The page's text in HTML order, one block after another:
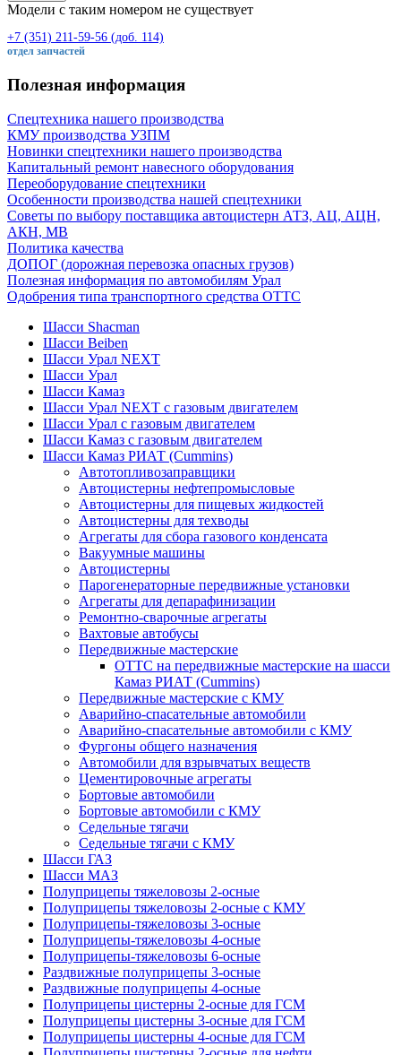
Модели с таким номером не существует
+7 (351) 211-59-56 (доб. 114)
отдел запчастей
Полезная информация
Спецтехника нашего производства
КМУ производства УЗПМ
Новинки спецтехники нашего производства
Капитальный ремонт навесного оборудования
Переоборудование спецтехники
Особенности производства нашей спецтехники
Советы по выбору поставщика автоцистерн АТЗ, АЦ, АЦН,
АКН, МВ
Политика качества
ДОПОГ (дорожная перевозка опасных грузов)
Полезная информация по автомобилям Урал
Одобрения типа транспортного средства ОТТС
Шасси Shacman
Шасси Beiben
Шасси Урал NEXT
Шасси Урал
Шасси Камаз
Шасси Урал NEXT с газовым двигателем
Шасси Урал с газовым двигателем
Шасси Камаз с газовым двигателем
Шасси Камаз РИАТ (Cummins)
Автотопливозаправщики
Автоцистерны нефтепромысловые
Автоцистерны для пищевых жидкостей
Автоцистерны для техводы
Агрегаты для сбора газового конденсата
Вакуумные машины
Автоцистерны
Парогенераторные передвижные установки
Агрегаты для депарафинизации
Ремонтно-сварочные агрегаты
Вахтовые автобусы
Передвижные мастерские
ОТТС на передвижные мастерские на шасси
Камаз РИАТ (Cummins)
Передвижные мастерские с КМУ
Аварийно-спасательные автомобили
Аварийно-спасательные автомобили с КМУ
Фургоны общего назначения
Автомобили для взрывчатых веществ
Цементировочные агрегаты
Бортовые автомобили
Бортовые автомобили с КМУ
Седельные тягачи
Седельные тягачи с КМУ
Шасси ГАЗ
Шасси МАЗ
Полуприцепы тяжеловозы 2-осные
Полуприцепы тяжеловозы 2-осные с КМУ
Полуприцепы-тяжеловозы 3-осные
Полуприцепы-тяжеловозы 4-осные
Полуприцепы-тяжеловозы 6-осные
Раздвижные полуприцепы 3-осные
Раздвижные полуприцепы 4-осные
Полуприцепы цистерны 2-осные для ГСМ
Полуприцепы цистерны 3-осные для ГСМ
Полуприцепы цистерны 4-осные для ГСМ